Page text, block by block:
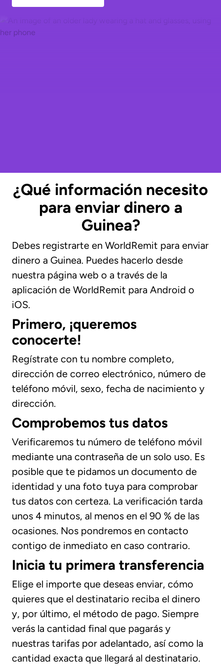
¿Qué información necesito
para enviar dinero a
Guinea?
Debes registrarte en WorldRemit para enviar
dinero a Guinea. Puedes hacerlo desde
nuestra página web o a través de la
aplicación de WorldRemit para Android o
iOS.
Primero, ¡queremos
conocerte!
Regístrate con tu nombre completo,
dirección de correo electrónico, número de
teléfono móvil, sexo, fecha de nacimiento y
dirección.
Comprobemos tus datos
Verificaremos tu número de teléfono móvil
mediante una contraseña de un solo uso. Es
posible que te pidamos un documento de
identidad y una foto tuya para comprobar
tus datos con certeza. La verificación tarda
unos 4 minutos, al menos en el 90 % de las
ocasiones. Nos pondremos en contacto
contigo de inmediato en caso contrario.
Inicia tu primera transferencia
Elige el importe que deseas enviar, cómo
quieres que el destinatario reciba el dinero
y, por último, el método de pago. Siempre
verás la cantidad final que pagarás y
nuestras tarifas por adelantado, así como la
cantidad exacta que llegará al destinatario.